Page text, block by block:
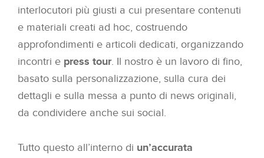
interlocutori più giusti a cui presentare contenuti
e materiali creati ad hoc, costruendo
approfondimenti e articoli dedicati, organizzando
incontri e press tour. Il nostro è un lavoro di fino,
basato sulla personalizzazione, sulla cura dei
dettagli e sulla messa a punto di news originali,
da condividere anche sui social.
Tutto questo all’interno di un’accurata